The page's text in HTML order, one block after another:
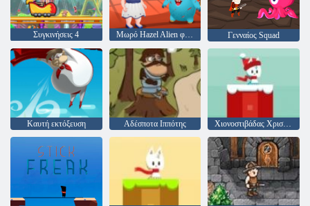
Συγκινήσεις 4 Μωρό Hazel Alien φίλο Γενναίος Squad
Καυτή εκτόξευση Αδέσποτα Ιππότης Χιονοστιβάδας Χριστούγεννα Κόσμος